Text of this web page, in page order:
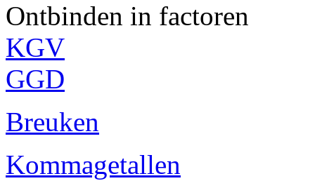
Ontbinden in factoren
KGV
GGD
Breuken
Kommagetallen